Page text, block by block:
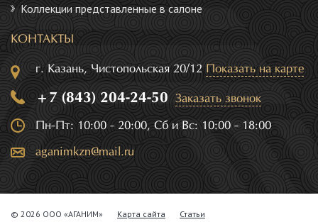
Коллекции представленные в салоне
КОНТАКТЫ
г. Казань, Чистопольская 20/12 Показать на карте
+7 (843) 204-24-50 Заказать звонок
Пн-Пт: 10:00 - 20:00, Сб и Вс: 10:00 - 18:00
aganimkzn@mail.ru
© 2026 ООО «АГАНИМ» Карта сайта Статьи